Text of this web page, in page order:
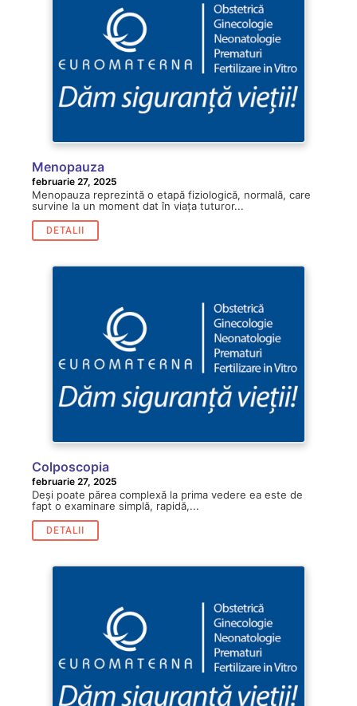
Menopauza
februarie 27, 2025
Menopauza reprezintă o etapă fiziologică, normală, care
survine la un moment dat în viața tuturor...
DETALII
Colposcopia
februarie 27, 2025
Deși poate părea complexă la prima vedere ea este de
fapt o examinare simplă, rapidă,...
DETALII